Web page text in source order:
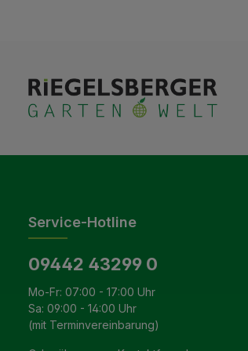
Service-Hotline
09442 43299 0
Mo-Fr: 07:00 - 17:00 Uhr
Sa: 09:00 - 14:00 Uhr
(mit Terminvereinbarung)